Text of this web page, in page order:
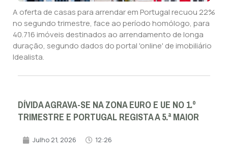
A oferta de casas para arrendar em Portugal recuou 22%
no segundo trimestre, face ao período homólogo, para
40.716 imóveis destinados ao arrendamento de longa
duração, segundo dados do portal 'online' de imobiliário
Idealista.
DÍVIDA AGRAVA-SE NA ZONA EURO E UE NO 1.º
TRIMESTRE E PORTUGAL REGISTA A 5.ª MAIOR
Julho 21, 2026 12:26